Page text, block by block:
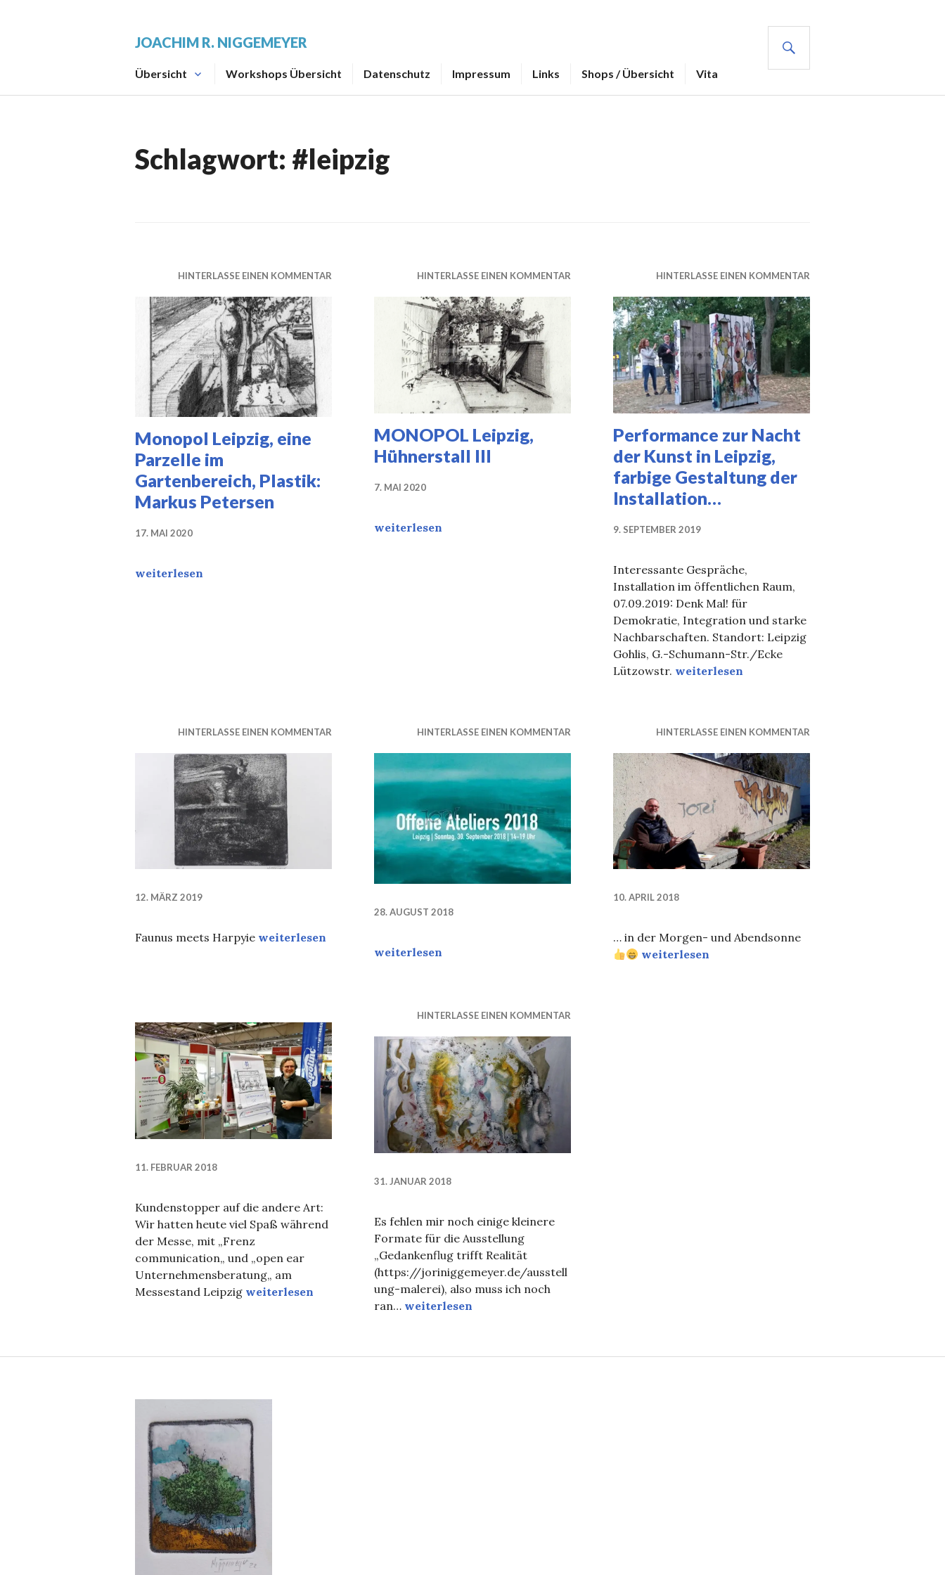
JOACHIM R. NIGGEMEYER
Übersicht Workshops Übersicht Datenschutz Impressum Links Shops / Übersicht Vita
Schlagwort: #leipzig
HINTERLASSE EINEN KOMMENTAR
Monopol Leipzig, eine
Parzelle im
Gartenbereich, Plastik:
Markus Petersen
17. MAI 2020
Monopol Leipzig, eine Parzelle im Gartenbereich, Plastik: Markus Petersen
weiterlesen
HINTERLASSE EINEN KOMMENTAR
MONOPOL Leipzig,
Hühnerstall III
7. MAI 2020
MONOPOL Leipzig, Hühnerstall III
weiterlesen
HINTERLASSE EINEN KOMMENTAR
Performance zur Nacht
der Kunst in Leipzig,
farbige Gestaltung der
Installation…
9. SEPTEMBER 2019
Interessante Gespräche,
Installation im öffentlichen Raum,
07.09.2019: Denk Mal! für
Demokratie, Integration und starke
Nachbarschaften. Standort: Leipzig
Gohlis, G.-Schumann-Str./Ecke
Lützowstr. Performance zur Nacht der Kunst in Leipzig,
weiterlesen
HINTERLASSE EINEN KOMMENTAR
12. MÄRZ 2019
Faunus meets Harpyie Ätzradierung
weiterlesen
HINTERLASSE EINEN KOMMENTAR
28. AUGUST 2018
Einladung zu den „Offenen Ateliers 2018“
weiterlesen
HINTERLASSE EINEN KOMMENTAR
10. APRIL 2018
… in der Morgen- und Abendsonne
Arbeitsmoral…
weiterlesen
11. FEBRUAR 2018
Kundenstopper auf die andere Art:
Wir hatten heute viel Spaß während
der Messe, mit „Frenz
communication„ und „open ear
Unternehmensberatung„ am
Messestand Leipzig Cartoon am Messestand
weiterlesen
HINTERLASSE EINEN KOMMENTAR
31. JANUAR 2018
Es fehlen mir noch einige kleinere
Formate für die Ausstellung
„Gedankenflug trifft Realität
(https://joriniggemeyer.de/ausstell
ung-malerei), also muss ich noch
ran… Work in progress zur Ausstellung „Gedankenflug trifft Realität“am 09.03.2018 in Leipzig
weiterlesen